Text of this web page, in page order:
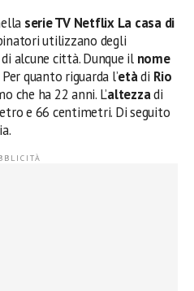
serie TV Netflix La casa di
utilizzano degli
alcune città. Dunque il nome
Per quanto riguarda l’etàdi Rio
che ha 22 anni. L’altezzadi
e 66 centimetri. Di seguito